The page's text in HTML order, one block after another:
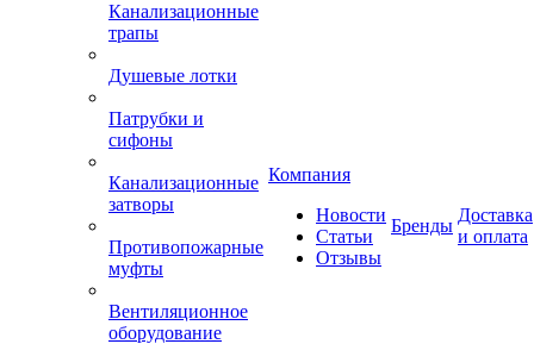
Канализационные
трапы
Душевые лотки
Патрубки и
сифоны
Канализационные
затворы
Противопожарные
муфты
Вентиляционное
оборудование
Компания
Новости
Статьи
Отзывы
Бренды
Доставка
и оплата